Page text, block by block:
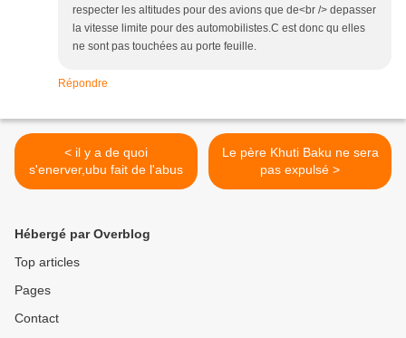
respecter les altitudes pour des avions que de<br /> depasser
la vitesse limite pour des automobilistes.C est donc qu elles
ne sont pas touchées au porte feuille.
Répondre
< il y a de quoi
s'enerver,ubu fait de l'abus
Le père Khuti Baku ne sera
pas expulsé >
Hébergé par Overblog
Top articles
Pages
Contact